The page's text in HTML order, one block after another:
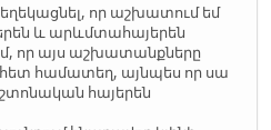
որ աշխատում եմ
և արևմտահայերեն
որ այս աշխատանքները
հետ համատեղ, այնպես որ սա
հայերեն